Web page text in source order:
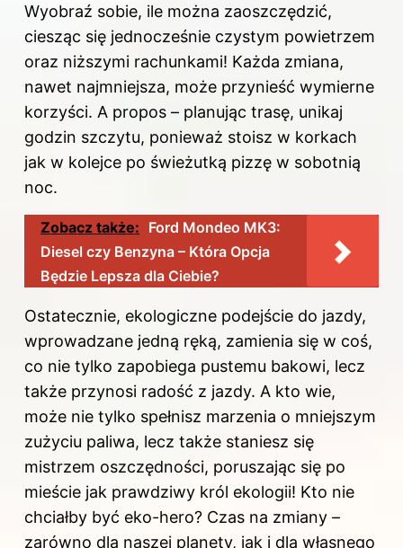
Wyobraź sobie, ile można zaoszczędzić,
ciesząc się jednocześnie czystym powietrzem
oraz niższymi rachunkami! Każda zmiana,
nawet najmniejsza, może przynieść wymierne
korzyści. A propos – planując trasę, unikaj
godzin szczytu, ponieważ stoisz w korkach
jak w kolejce po świeżutką pizzę w sobotnią
noc.
Zobacz także: Ford Mondeo MK3:
Diesel czy Benzyna – Która Opcja
Będzie Lepsza dla Ciebie?
Ostatecznie, ekologiczne podejście do jazdy,
wprowadzane jedną ręką, zamienia się w coś,
co nie tylko zapobiega pustemu bakowi, lecz
także przynosi radość z jazdy. A kto wie,
może nie tylko spełnisz marzenia o mniejszym
zużyciu paliwa, lecz także staniesz się
mistrzem oszczędności, poruszając się po
mieście jak prawdziwy król ekologii! Kto nie
chciałby być eko-hero? Czas na zmiany –
zarówno dla naszej planety, jak i dla własnego